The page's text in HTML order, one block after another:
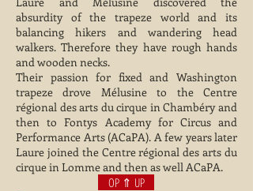
absurdity of the trapeze world and its
balancing hikers and wandering head
walkers. Therefore they have rough hands
and wooden necks.
Their passion for fixed and Washington
trapeze drove Mélusine to the Centre
régional des arts du cirque in Chambéry and
then to Fontys Academy for Circus and
Performance Arts (ACaPA). A few years later
Laure joined the Centre régional des arts du
cirque in Lomme and then as well ACaPA.
OP ⇑ UP